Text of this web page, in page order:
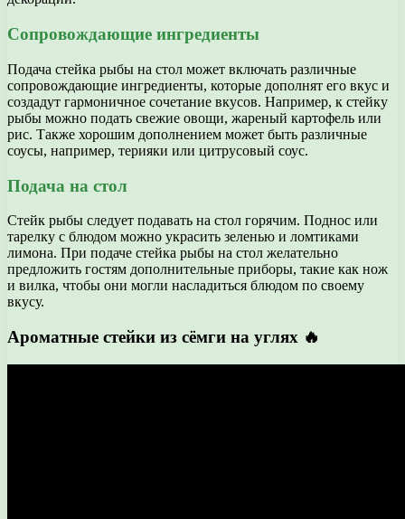
Сопровождающие ингредиенты
Подача стейка рыбы на стол может включать различные
сопровождающие ингредиенты, которые дополнят его вкус и
создадут гармоничное сочетание вкусов. Например, к стейку
рыбы можно подать свежие овощи, жареный картофель или
рис. Также хорошим дополнением может быть различные
соусы, например, терияки или цитрусовый соус.
Подача на стол
Стейк рыбы следует подавать на стол горячим. Поднос или
тарелку с блюдом можно украсить зеленью и ломтиками
лимона. При подаче стейка рыбы на стол желательно
предложить гостям дополнительные приборы, такие как нож
и вилка, чтобы они могли насладиться блюдом по своему
вкусу.
Ароматные стейки из сёмги на углях 🔥